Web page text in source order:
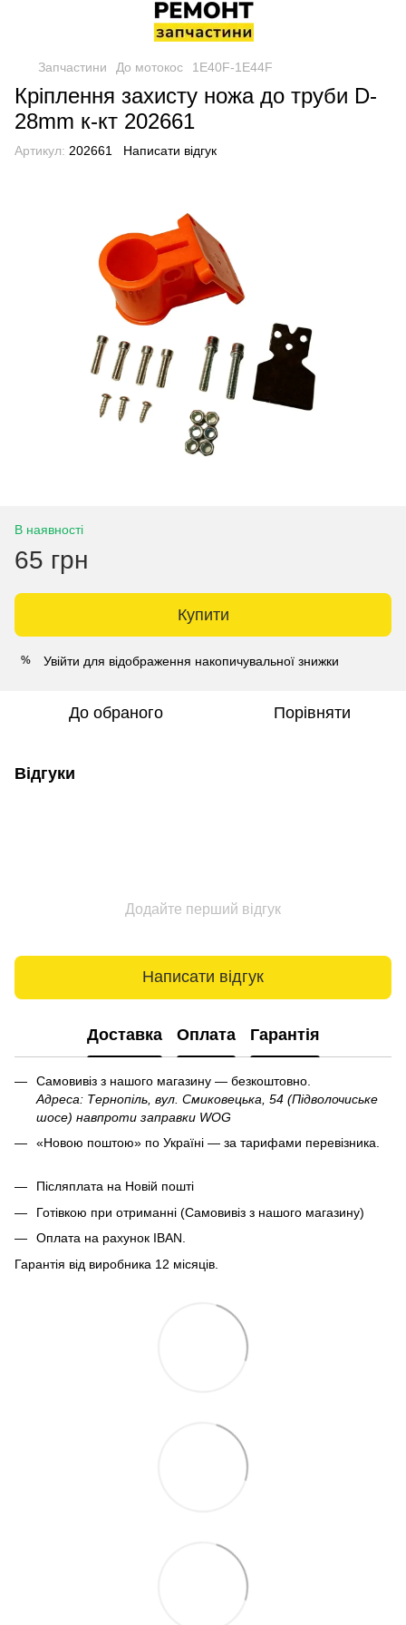
Запчастини До мотокос 1E40F-1E44F
Кріплення захисту ножа до труби D-
28mm к-кт 202661
Артикул: 202661 Написати відгук
В наявності
65 грн
Купити
% Увійти для відображення накопичувальної знижки
До обраного Порівняти
Відгуки
Додайте перший відгук
Написати відгук
Доставка Оплата Гарантія
Самовивіз з нашого магазину — безкоштовно.
Адреса: Тернопіль, вул. Смиковецька, 54 (Підволочиське
шосе) навпроти заправки WOG
«Новою поштою» по Україні — за тарифами перевізника.
Післяплата на Новій пошті
Готівкою при отриманні (Самовивіз з нашого магазину)
Оплата на рахунок IBAN.
Гарантія від виробника 12 місяців.